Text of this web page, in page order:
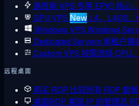
高性能 VPS 专用 EPYC 核心
GPU VPS New L4、L40S、
Windows VPS Windows
Dedicated Servers 单租户裸
Custom VPS 按需选择 CPU
远程桌面
购买 RDP 比较所有 RDP 套餐
美国RDP 美国 IP 的管理员